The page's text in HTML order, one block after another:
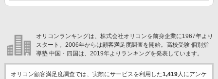
オリコンランキングは、株式会社オリコンを前身企業に1967年より
スタート。2006年からは顧客満足度調査を開始。高校受験 個別指
導塾 中国・四国は、2019年よりランキングを発表しています。
オリコン顧客満足度調査では、実際にサービスを利用した1,419人にアンケ